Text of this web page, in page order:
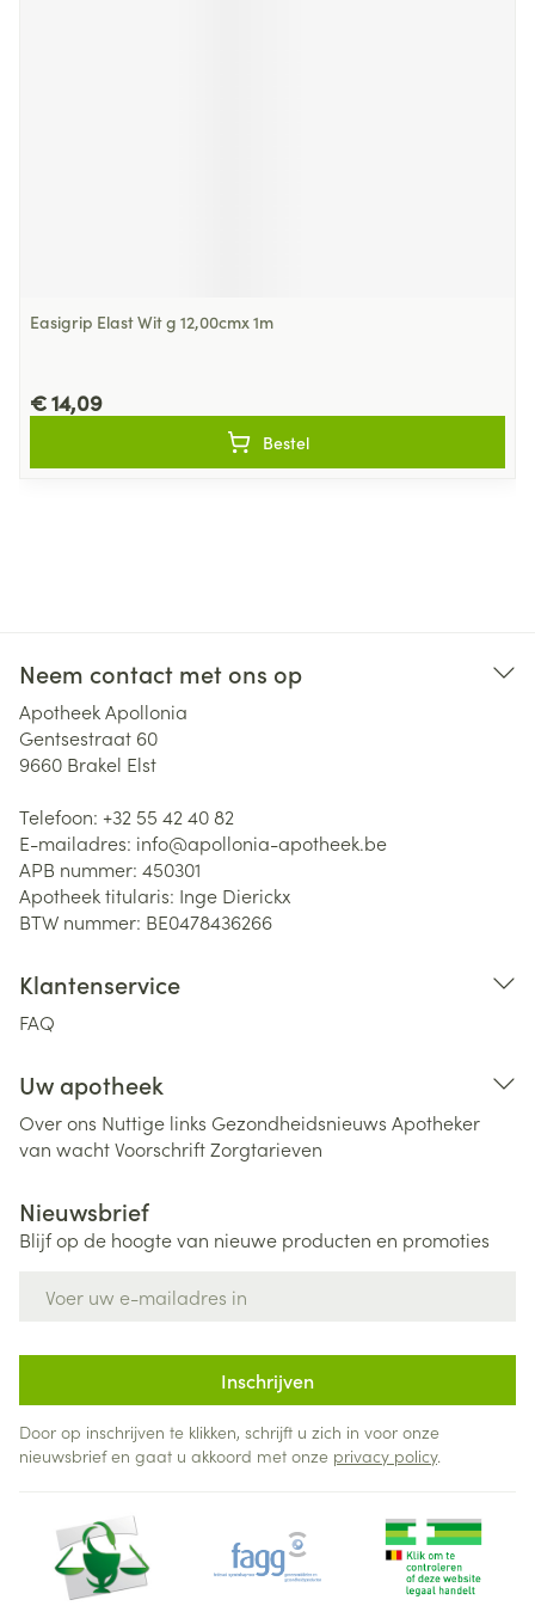
Easigrip Elast Wit g 12,00cmx 1m
€ 14,09
Bestel
Neem contact met ons op
Apotheek Apollonia
Gentsestraat 60
9660 Brakel Elst
Telefoon: +32 55 42 40 82
E-mailadres: info@apollonia-apotheek.be
APB nummer: 450301
Apotheek titularis: Inge Dierickx
BTW nummer: BE0478436266
Klantenservice
FAQ
Uw apotheek
Over ons Nuttige links Gezondheidsnieuws Apotheker
van wachtVoorschriftZorgtarieven
Nieuwsbrief
Blijf op de hoogte van nieuwe producten en promoties
Inschrijven
Door op inschrijven te klikken, schrijft u zich in voor onze
nieuwsbrief en gaat u akkoord met onze privacy policy.